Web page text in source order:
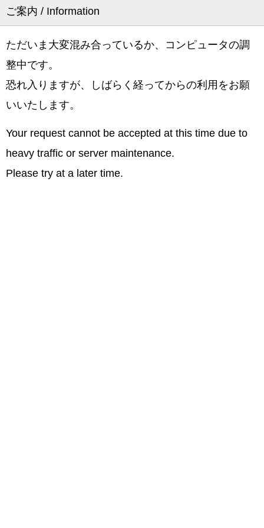
ご案内 / Information
ただいま大変混み合っているか、コンピュータの調
整中です。
恐れ入りますが、しばらく経ってからの利用をお願
いいたします。
Your request cannot be accepted at this time due to
heavy traffic or server maintenance.
Please try at a later time.